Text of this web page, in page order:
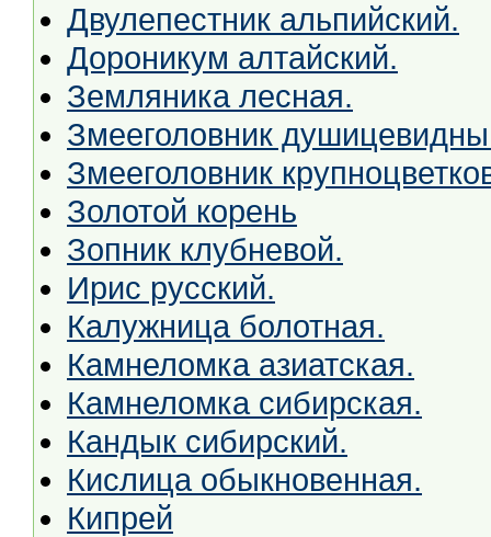
Двулепестник альпийский.
Дороникум алтайский.
Земляника лесная.
Змееголовник
Змееголовник
Золотой корень
Зопник клубневой.
Ирис русский.
Калужница болотная.
Камнеломка азиатская.
Камнеломка сибирская.
Кандык сибирский.
Кислица обыкновенная.
Кипрей